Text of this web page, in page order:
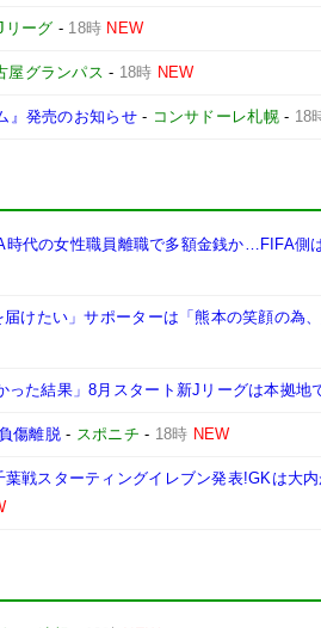
リーグ - 18時 NEW
屋グランパス - 18時 NEW
』発売のお知らせ- コンサドーレ札幌- 18
代の女性職員離職で多額金銭か…FIFA側
けたい」サポーターは「熊本の笑顔の為
った結果」8月スタート新Jリーグは本拠地
傷離脱- スポニチ - 18時 NEW
葉戦スターティングイレブン発表!GKは大